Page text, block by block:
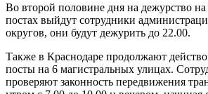
Во второй половине дня на дежурство на
постах выйдут сотрудники
округов, они будут дежурить до 22.00.
Также в Краснодаре продолжают
посты на 6 магистральных улицах.
проверяют законность передвижения